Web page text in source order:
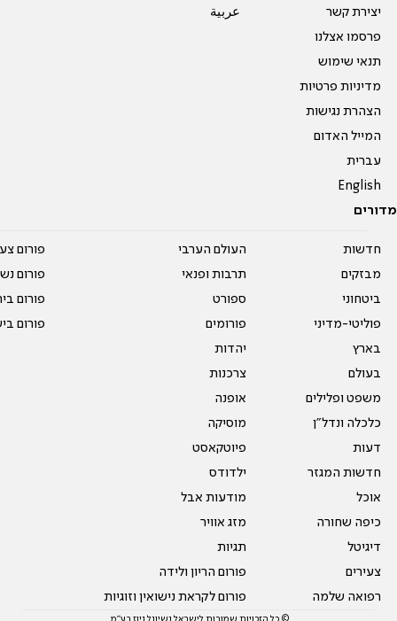
יצירת קשר
פרסמו אצלנו
תנאי שימוש
מדיניות פרטיות
הצהרת נגישות
המייל האדום
עברית
English
عربية
מדורים
חדשות
מבזקים
ביטחוני
פוליטי-מדיני
בארץ
בעולם
משפט ופלילים
כלכלה ונדל"ן
דעות
חדשות המגזר
אוכל
כיפה שחורה
דיגיטל
צעירים
רפואה שלמה
העולם הערבי
תרבות ופנאי
ספורט
פורומים
יהדות
צרכנות
אופנה
מוסיקה
פיוטקאסט
ילדודס
מודעות אבל
מזג אוויר
תגיות
פורום הריון ולידה
פורום לקראת נישואין וזוגיות
פורום
פורום
פורום
פורום